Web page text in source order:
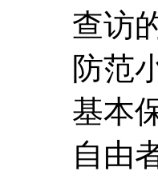
查访
防范
基本
自由